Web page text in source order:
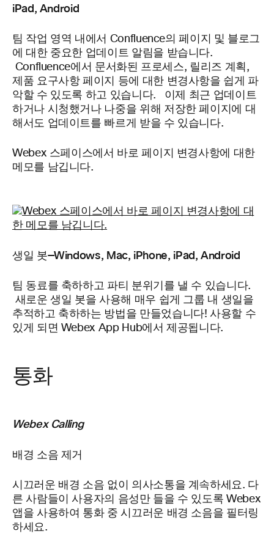
iPad, Android
팀 작업 영역 내에서 Confluence의 페이지 및 블로그
에 대한 중요한 업데이트 알림을 받습니다.
Confluence에서 문서화된 프로세스, 릴리즈 계획,
제품 요구사항 페이지 등에 대한 변경사항을 쉽게 파
악할 수 있도록 하고 있습니다. 이제 최근 업데이트
하거나 시청했거나 나중을 위해 저장한 페이지에 대
해서도 업데이트를 빠르게 받을 수 있습니다.
Webex 스페이스에서 바로 페이지 변경사항에 대한
메모를 남깁니다.
생일 봇—Windows, Mac, iPhone, iPad, Android
팀 동료를 축하하고 파티 분위기를 낼 수 있습니다.
새로운 생일 봇을 사용해 매우 쉽게 그룹 내 생일을
추적하고 축하하는 방법을 만들었습니다! 사용할 수
있게 되면 Webex App Hub에서 제공됩니다.
통화
Webex Calling
배경 소음 제거
시끄러운 배경 소음 없이 의사소통을 계속하세요. 다
른 사람들이 사용자의 음성만 들을 수 있도록 Webex
앱을 사용하여 통화 중 시끄러운 배경 소음을 필터링
하세요.